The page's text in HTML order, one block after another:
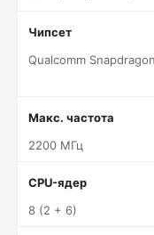
Чипсет
Qualcomm
Макс. частота
2200 МГц
CPU-ядер
8 (2 + 6)